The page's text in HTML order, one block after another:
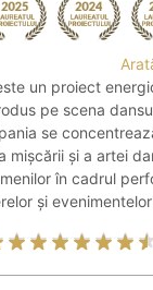
un proiect
pe scena
se
mișcării și a artei
în cadrul
și